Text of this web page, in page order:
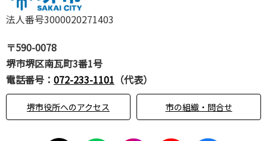
法人番号3000020271403
〒590-0078
堺市堺区南瓦町3番1号
電話番号： 072-233-1101 （代表）
堺市役所へのアクセス 市の組織・問合せ